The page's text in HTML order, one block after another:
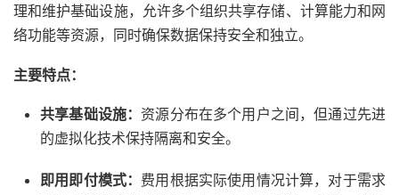
理和维护基础设施，允许多个组织共享存储、计算能力和网
络功能等资源，同时确保数据保持安全和独立。
主要特点：
共享基础设施： 资源分布在多个用户之间，但通过先进
的虚拟化技术保持隔离和安全。
即用即付模式： 费用根据实际使用情况计算，对于需求